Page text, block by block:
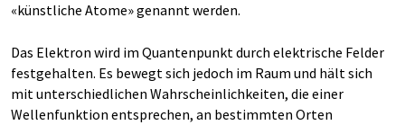
«künstliche Atome» genannt werden.
Das Elektron wird im Quantenpunkt durch elektrische Felder
festgehalten. Es bewegt sich jedoch im Raum und hält sich
mit unterschiedlichen Wahrscheinlichkeiten, die einer
Wellenfunktion entsprechen, an bestimmten Orten